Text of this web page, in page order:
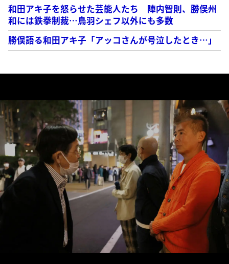
和田アキ子を怒らせた芸能人たち 陣内智則、勝俣州
和には鉄拳制裁…鳥羽シェフ以外にも多数
勝俣語る和田アキ子「アッコさんが号泣したとき…」